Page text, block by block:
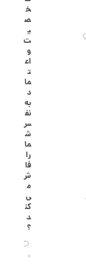
خ
ص
ی
ت
و
اع
ت
ما
د
به
نف
س
ش
ما
را
فا
ش
م
ی‌
کن
د
؟
0
8
9
1
ن
ن
ش
ت
ط
ل
ا
ا
ز
ک
ل
ش
م
2
9
,
9
3
1
,
0
0